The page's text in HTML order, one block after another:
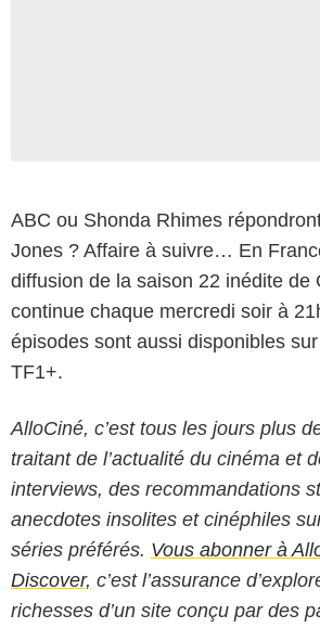
ABC ou Shonda Rhimes
Jones ? Affaire à suivre… En
diffusion de la saison 22 inédite de
continue chaque mercredi soir à
épisodes sont aussi disponibles
TF1+.
AlloCiné, c’est tous les jours plus
traitant de l’actualité du cinéma et
interviews, des recommandations
anecdotes insolites et cinéphiles
séries préférés. Vous abonner à
Discover, c’est l’assurance
richesses d’un site conçu par des